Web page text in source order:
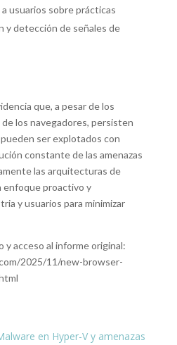
usuarios sobre prácticas
y detección de señales de
que, a pesar de los
los navegadores, persisten
ser explotados con
constante de las amenazas
las arquitecturas de
enfoque proactivo y
y usuarios para minimizar
y acceso al informe original:
2025/11/new-browser-
en Hyper-V y amenazas